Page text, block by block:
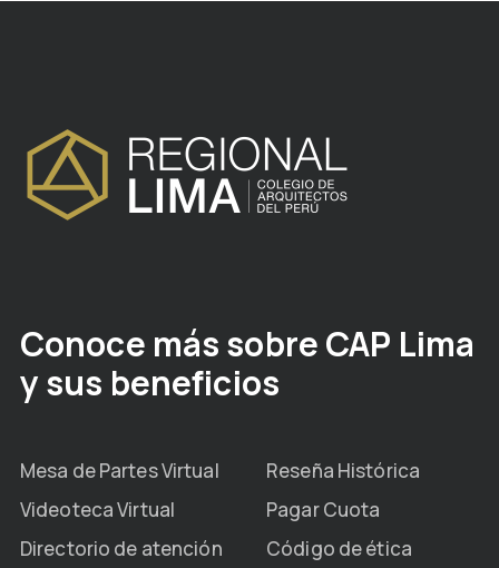
Conoce más sobre CAP Lima
y sus beneficios
Mesa de Partes Virtual
Reseña Histórica
Videoteca Virtual
Pagar Cuota
Directorio de atención
Código de ética